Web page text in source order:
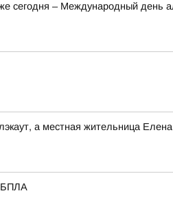
сегодня – Международный
а местная жительница
БПЛА